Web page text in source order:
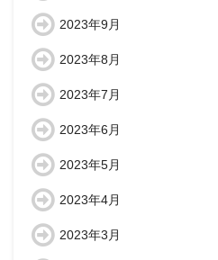
2023年9月
2023年8月
2023年7月
2023年6月
2023年5月
2023年4月
2023年3月